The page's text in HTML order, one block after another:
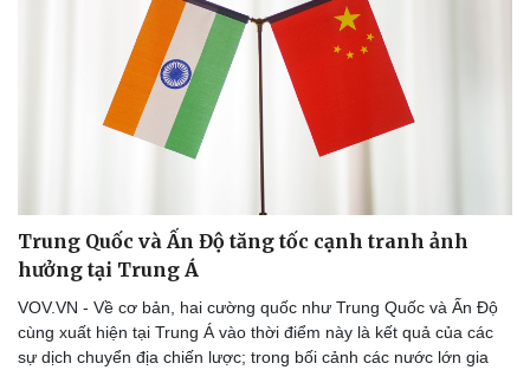
Trung Quốc và Ấn Độ tăng tốc cạnh tranh ảnh
hưởng tại Trung Á
VOV.VN - Về cơ bản, hai cường quốc như Trung Quốc và Ấn Độ
cùng xuất hiện tại Trung Á vào thời điểm này là kết quả của các
sự dịch chuyển địa chiến lược; trong bối cảnh các nước lớn gia